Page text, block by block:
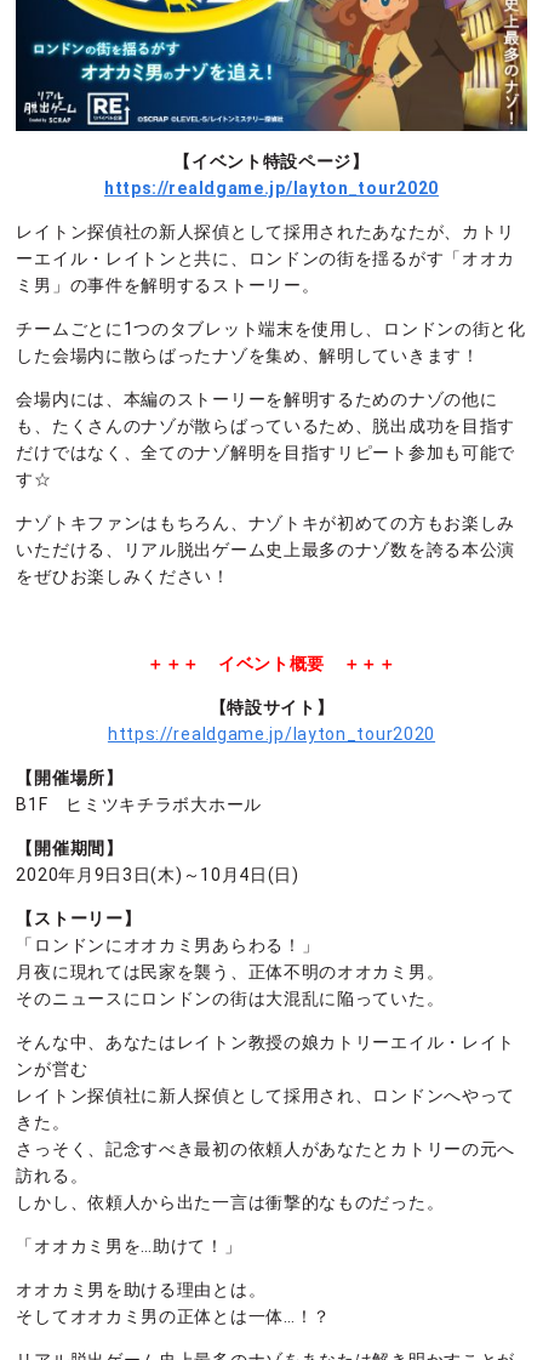
【イベント特設ページ】
https://realdgame.jp/layton_tour2020
レイトン探偵社の新人探偵として採用されたあなたが、カトリ
ーエイル・レイトンと共に、ロンドンの街を揺るがす「オオカ
ミ男」の事件を解明するストーリー。
チームごとに1つのタブレット端末を使用し、ロンドンの街と化
した会場内に散らばったナゾを集め、解明していきます！
会場内には、本編のストーリーを解明するためのナゾの他に
も、たくさんのナゾが散らばっているため、脱出成功を目指す
だけではなく、全てのナゾ解明を目指すリピート参加も可能で
す☆
ナゾトキファンはもちろん、ナゾトキが初めての方もお楽しみ
いただける、リアル脱出ゲーム史上最多のナゾ数を誇る本公演
をぜひお楽しみください！
＋＋＋ イベント概要 ＋＋＋
【特設サイト】
https://realdgame.jp/layton_tour2020
【開催場所】
B1F ヒミツキチラボ大ホール
【開催期間】
2020年月9日3日(木)～10月4日(日)
【ストーリー】
「ロンドンにオオカミ男あらわる！」
月夜に現れては民家を襲う、正体不明のオオカミ男。
そのニュースにロンドンの街は大混乱に陥っていた。
そんな中、あなたはレイトン教授の娘カトリーエイル・レイト
ンが営む
レイトン探偵社に新人探偵として採用され、ロンドンへやって
きた。
さっそく、記念すべき最初の依頼人があなたとカトリーの元へ
訪れる。
しかし、依頼人から出た一言は衝撃的なものだった。
「オオカミ男を…助けて！」
オオカミ男を助ける理由とは。
そしてオオカミ男の正体とは一体…！？